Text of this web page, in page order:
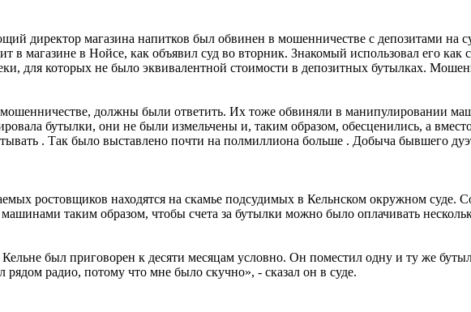
директор магазина напитков был обвинен в мошенничестве с депозитами на
в магазине в Нойсе, как объявил суд во вторник. Знакомый использовал его
для которых не было эквивалентной стоимости в депозитных бутылках.
должны были ответить. Их тоже обвиняли в манипулировании
бутылки, они не были измельчены и, таким образом, обесценились, а
. Так было выставлено почти на полмиллиона больше . Добыча бывшего
ростовщиков находятся на скамье подсудимых в Кельнском окружном суде.
таким образом, чтобы счета за бутылки можно было оплачивать
был приговорен к десяти месяцам условно. Он поместил одну и ту же
радио, потому что мне было скучно», - сказал он в суде.